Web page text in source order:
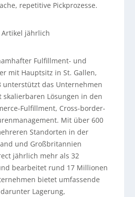
repetitive Pickprozesse.
jährlich
Fulfillment- und
mit Hauptsitz in St. Gallen,
unterstützt das Unternehmen
Lösungen in den
Fulfillment, Cross-border-
Mit über 600
Standorten in der
und Großbritannien
jährlich mehr als 32
bearbeitet rund 17 Millionen
bietet umfassende
Lagerung,